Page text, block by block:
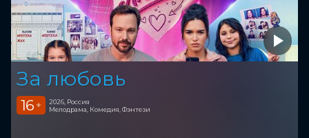
За любовь
16 +
2026, Россия
Мелодрама, Комедия, Фэнтези